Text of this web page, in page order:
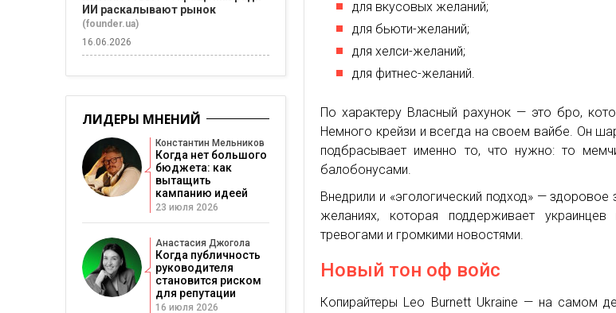
для вкусовых желаний;
для бьюти-желаний;
для хелси-желаний;
для фитнес-желаний.
По характеру Власный рахунок — это бро,
Немного крейзи и всегда на своем вайбе. Он
подбрасывает именно то, что нужно: то
балобонусами.
Внедрили и «эгологический подход» —
желаниях, которая поддерживает
тревогами и громкими новостями.
Новый тон оф войс
Копирайтеры Leo Burnett Ukraine — на самом
ИИ раскалывают рынок
(founder.ua)
16.06.2026
ЛИДЕРЫ МНЕНИЙ
Константин Мельников
Когда нет большого
бюджета: как
вытащить
кампанию идеей
23 июля 2026
Анастасия Джогола
Когда публичность
руководителя
становится риском
для репутации
16 июля 2026